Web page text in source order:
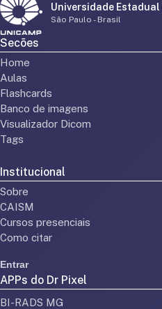
Universidade Estadual
São Paulo - Brasil
Secões
Home
Aulas
Flashcards
Banco de imagens
Visualizador Dicom
Tags
Institucional
Sobre
CAISM
Cursos presenciais
Como citar
Entrar
APPs do Dr Pixel
BI-RADS MG